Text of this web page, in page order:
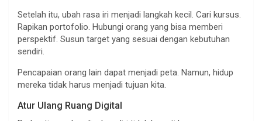
Setelah itu, ubah rasa iri menjadi langkah kecil. Cari kursus.
Rapikan portofolio. Hubungi orang yang bisa memberi
perspektif. Susun target yang sesuai dengan kebutuhan
sendiri.
Pencapaian orang lain dapat menjadi peta. Namun, hidup
mereka tidak harus menjadi tujuan kita.
Atur Ulang Ruang Digital